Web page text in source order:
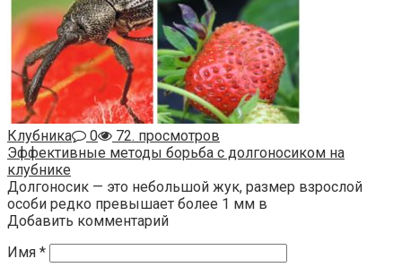
Клубника 0
72. просмотров
Эффективные методы борьба с долгоносиком на
клубнике
Долгоносик — это небольшой жук, размер взрослой
особи редко превышает более 1 мм в
Добавить комментарий
Имя *